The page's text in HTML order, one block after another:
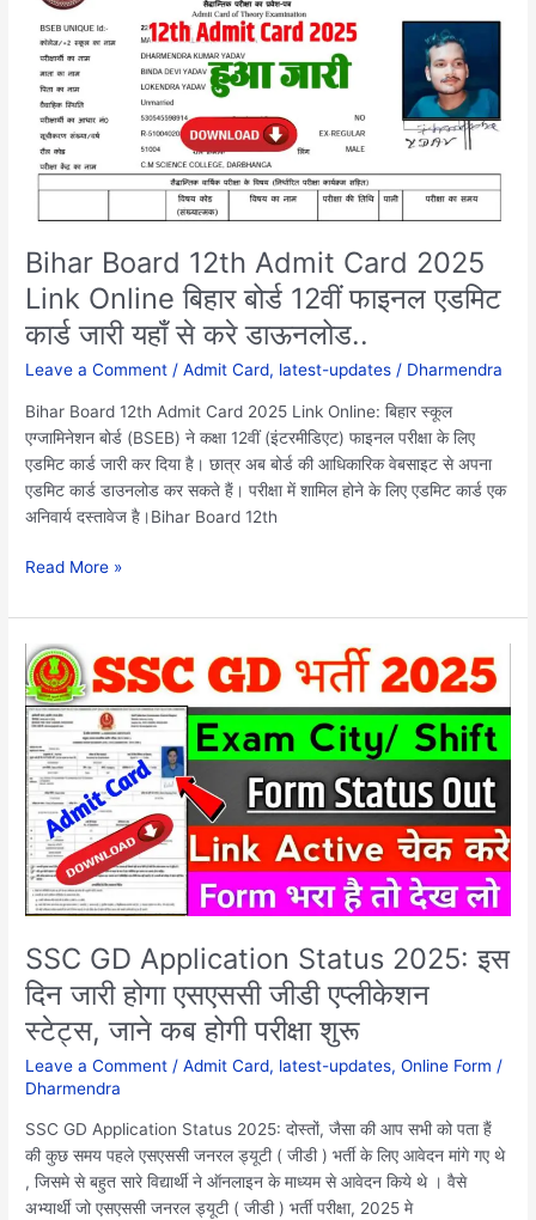
Bihar Board 12th Admit Card 2025
Link Online बिहार बोर्ड 12वीं फाइनल एडमिट
कार्ड जारी यहाँ से करे डाऊनलोड..
Leave a Comment /Admit Card, latest-updates / Dharmendra
Bihar Board 12th Admit Card 2025 Link Online: बिहार स्कूल
एग्जामिनेशन बोर्ड (BSEB) ने कक्षा 12वीं (इंटरमीडिएट) फाइनल परीक्षा के लिए
एडमिट कार्ड जारी कर दिया है। छात्र अब बोर्ड की आधिकारिक वेबसाइट से अपना
एडमिट कार्ड डाउनलोड कर सकते हैं। परीक्षा में शामिल होने के लिए एडमिट कार्ड एक
अनिवार्य दस्तावेज है।Bihar Board 12th
12th
Admit
Card
2025
Link
Online
बिहार
बोर्ड
12वीं
फाइनल
एडमिट
कार्ड
जारी
से
करे
डाऊनलोड..
Read More »
SSC GD Application Status 2025: इस
दिन जारी होगा एसएससी जीडी एप्लीकेशन
स्टेट्स, जाने कब होगी परीक्षा शुरू
Leave a Comment /Admit Card, latest-updates,Online Form /
Dharmendra
SSC GD Application Status 2025: दोस्तों, जैसा की आप सभी को पता हैं
की कुछ समय पहले एसएससी जनरल ड्यूटी ( जीडी ) भर्ती के लिए आवेदन मांगे गए थे
, जिसमे से बहुत सारे विद्यार्थी ने ऑनलाइन के माध्यम से आवेदन किये थे । वैसे
अभ्यार्थी जो एसएससी जनरल ड्यूटी ( जीडी ) भर्ती परीक्षा, 2025 मे
SSC
GD
Application
Status
2025:
इस
दिन
जारी
होगा
एसएससी
जीडी
एप्लीकेशन
स्टेट्स,
जाने
कब
परीक्षा